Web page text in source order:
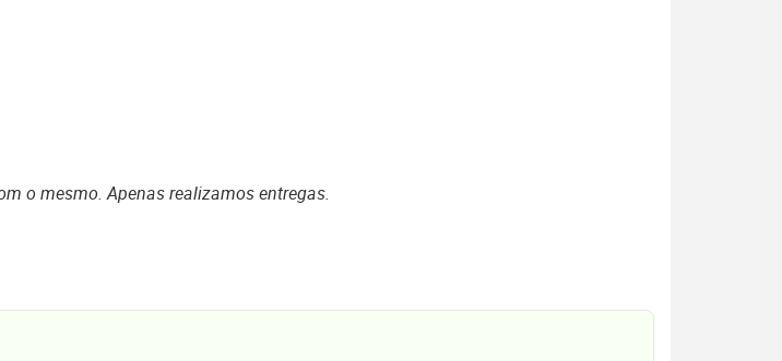
o mesmo. Apenas realizamos entregas.